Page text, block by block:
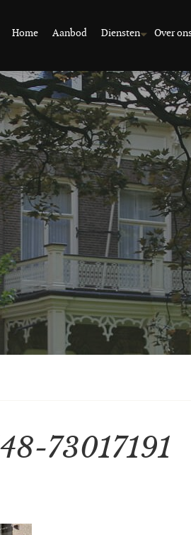
Home Aanbod Diensten Over
73017191